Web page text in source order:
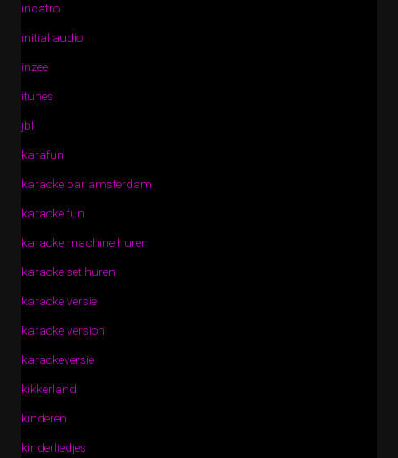
incatro
initial audio
inzee
itunes
jbl
karafun
karaoke bar amsterdam
karaoke fun
karaoke machine huren
karaoke set huren
karaoke versie
karaoke version
karaokeversie
kikkerland
kinderen
kinderliedjes